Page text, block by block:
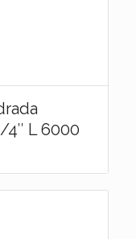
4″ L 6000